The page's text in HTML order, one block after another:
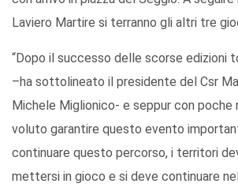
Laviero Martire si terranno gli altri tre
“Dopo il successo delle scorse edizioni
–ha sottolineato il presidente del Csr
Michele Miglionico- e seppur con poche
voluto garantire questo evento
continuare questo percorso, i territori
mettersi in gioco e si deve continuare